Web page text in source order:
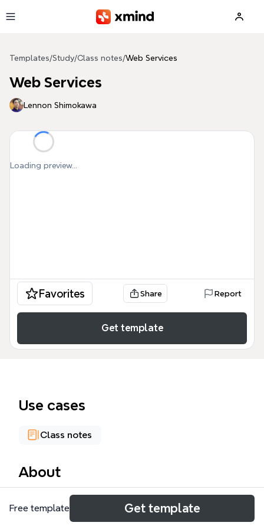
Templates/Study/Class notes/Web Services
Web Services
Lennon Shimokawa
Loading preview...
Favorites Share Report
Get template
Use cases
Class notes
About
El mapa mental 'Web Services' es una guía técnica
que cubre los fundamentos, protocolos y
Free template Get template